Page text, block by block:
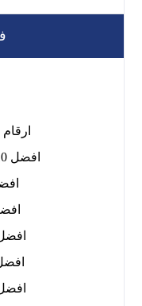
افضل 10 شركات تنظيف المنازل